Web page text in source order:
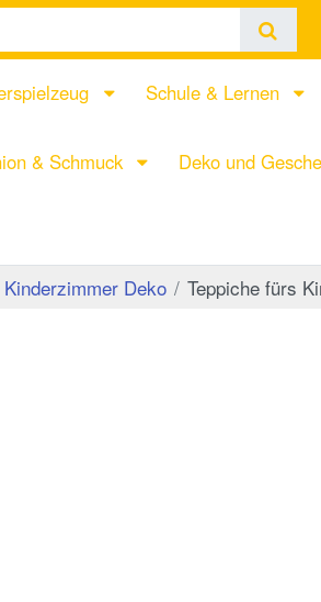
Schule & Lernen
& Schmuck Deko und
Kinderzimmer Deko Teppiche fürs